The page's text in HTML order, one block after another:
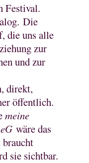
Festival.
Die
die uns alle
zur
und zur
direkt,
öffentlich.
meine
wäre das
sie sichtbar.